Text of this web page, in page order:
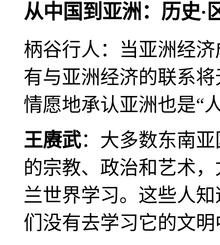
从中国到亚洲：历史·
柄谷行人：当亚洲经
有与亚洲经济的联系
情愿地承认亚洲也是“
王赓武：大多数东南
的宗教、政治和艺术
兰世界学习。这些人
们没有去学习它的文